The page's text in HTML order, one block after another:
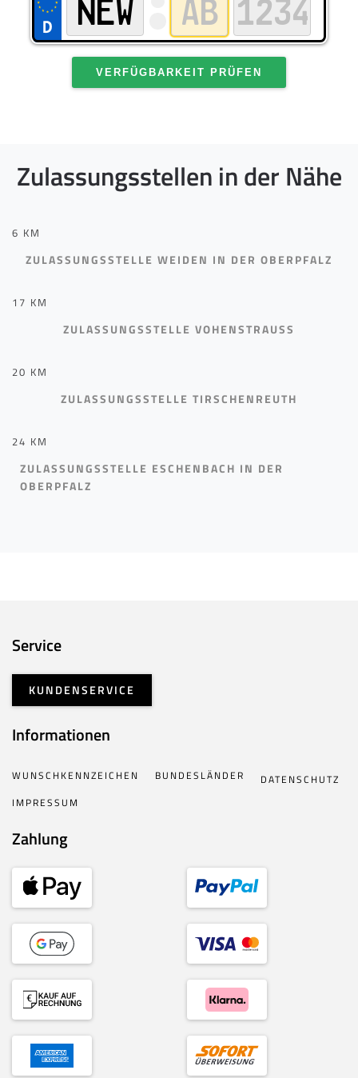
VERFÜGBARKEIT PRÜFEN
Zulassungsstellen in der Nähe
6 KM
ZULASSUNGSSTELLE WEIDEN IN DER OBERPFALZ
17 KM
ZULASSUNGSSTELLE VOHENSTRAUSS
20 KM
ZULASSUNGSSTELLE TIRSCHENREUTH
24 KM
ZULASSUNGSSTELLE ESCHENBACH IN DER
OBERPFALZ
Service
KUNDENSERVICE
Informationen
WUNSCHKENNZEICHEN BUNDESLÄNDER
DATENSCHUTZ
IMPRESSUM
Zahlung